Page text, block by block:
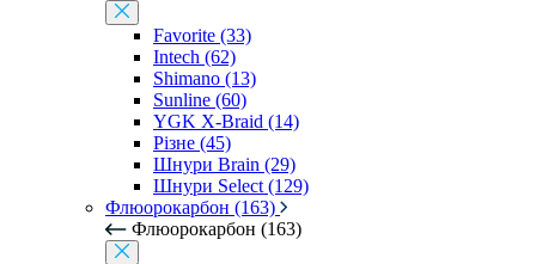
Favorite (33)
Intech (62)
Shimano (13)
Sunline (60)
YGK X-Braid (14)
Різне (45)
Шнури Brain (29)
Шнури Select (129)
Флюорокарбон (163)
Флюорокарбон (163)